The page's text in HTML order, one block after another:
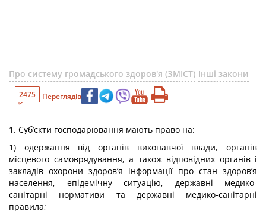
Про систему громадського здоров'я (ЗМІСТ) Інші закони
2475 Переглядів
1. Суб’єкти господарювання мають право на:
1) одержання від органів виконавчої влади, органів
місцевого самоврядування, а також відповідних органів і
закладів охорони здоров’я інформації про стан здоров’я
населення, епідемічну ситуацію, державні медико-
санітарні нормативи та державні медико-санітарні
правила;